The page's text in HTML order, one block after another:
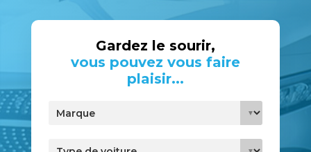
Gardez le sourir,
vous pouvez vous faire
plaisir...